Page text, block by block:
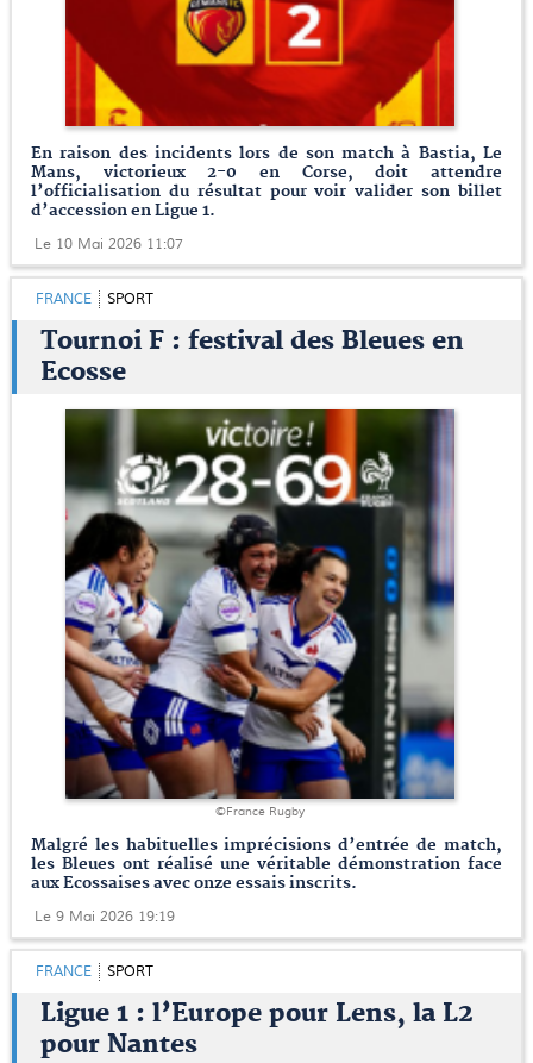
En raison des incidents lors de son match à Bastia, Le
Mans, victorieux 2-0 en Corse, doit attendre
l’officialisation du résultat pour voir valider son billet
d’accession en Ligue 1.
Le 10 Mai 2026 11:07
FRANCE SPORT
Tournoi F : festival des Bleues en
Ecosse
©France Rugby
Malgré les habituelles imprécisions d’entrée de match,
les Bleues ont réalisé une véritable démonstration face
aux Ecossaises avec onze essais inscrits.
Le 9 Mai 2026 19:19
FRANCE SPORT
Ligue 1 : l’Europe pour Lens, la L2
pour Nantes